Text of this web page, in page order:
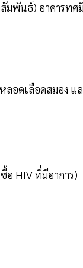
พันธ์) อาคารทศ
ลอดเลือดสมอง แ
อ HIV ที่มีอาการ)